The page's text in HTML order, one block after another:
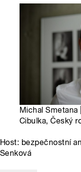
Michal Smetana
Cibulka, Český
Host: bezpečnostní
Senková